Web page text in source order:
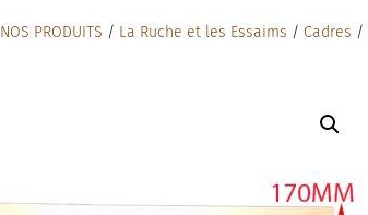
NOS PRODUITS / La Ruche et les Essaims / Cadres /